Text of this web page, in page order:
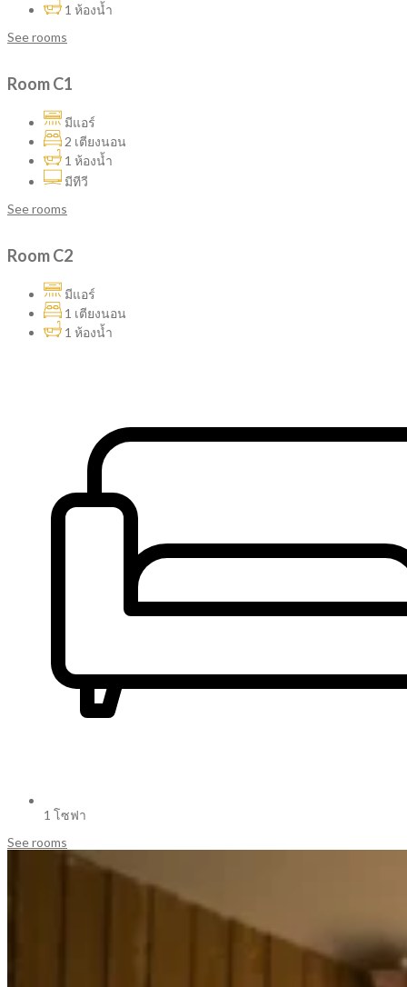
1 ห้องน้ำ
See rooms
Room C1
มีแอร์
2 เตียงนอน
1 ห้องน้ำ
มีทีวี
See rooms
Room C2
มีแอร์
1 เตียงนอน
1 ห้องน้ำ
1 โซฟา
See rooms